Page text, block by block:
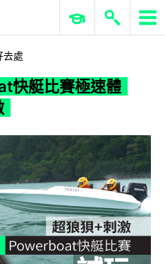
ERP 與商業 AI
去處
快艇比賽極速體